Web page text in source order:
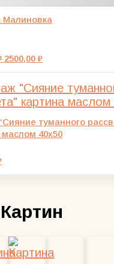
Малиновка
Первоначальная
3000,00 ₽.
2500,00 ₽Текущая
туманного
маслом 40х50